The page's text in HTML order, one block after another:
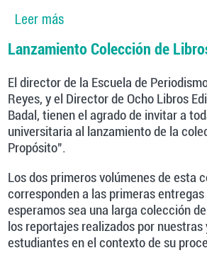
Leer mássobre Fabián Padilla,
de Santiago te hace un
Lanzamiento Colección de
El director de la Escuela de
Reyes, y el Director de Ocho Libros
Badal, tienen el agrado de invitar a
universitaria al lanzamiento de la
Propósito".
Los dos primeros volúmenes de esta
corresponden a las primeras entregas
esperamos sea una larga colección
los reportajes realizados por nuestras
estudiantes en el contexto de su